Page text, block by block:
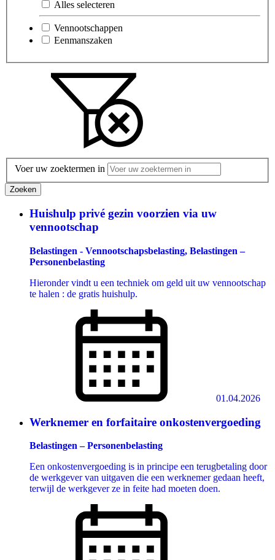
Alles selecteren
Vennootschappen
Eenmanszaken
Voer uw zoektermen in
Zoeken
Huishulp privé gezin voorzien via uw
vennootschap
Belastingen - Vennootschapsbelasting, Belastingen –
Personenbelasting
Hieronder vindt u een techniek om geld uit uw vennootschap
te halen : de gratis huishulp.
01.04.2026
Werknemer en forfaitaire onkostenvergoeding
Belastingen – Personenbelasting
Een onkostenvergoeding is in principe een terugbetaling door
de werkgever van uitgaven die een werknemer gedaan heeft,
terwijl de werkgever ze in feite had moeten doen.